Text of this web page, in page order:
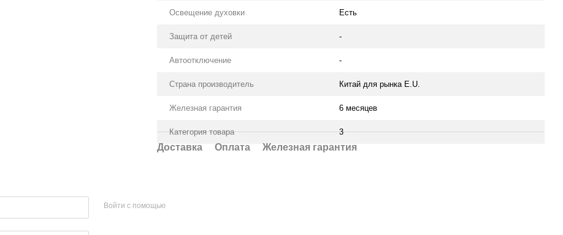
Освещение духовки Есть
Защита от детей -
Автоотключение -
Страна производитель Китай для рынка E.U.
Железная гарантия 6 месяцев
Категория товара 3
Доставка Оплата Железная гарантия
Войти с помощью